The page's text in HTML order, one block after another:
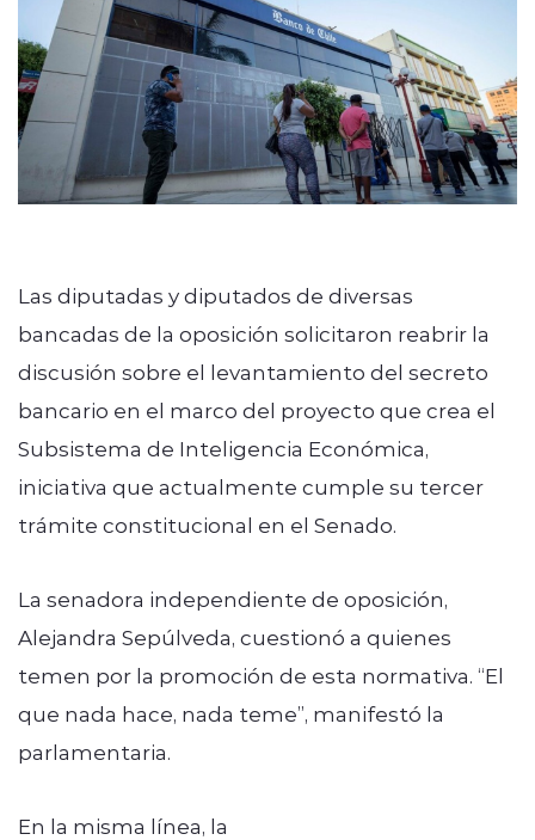
modo claro
Las diputadas y diputados de diversas
bancadas de la oposición solicitaron reabrir la
discusión sobre el levantamiento del secreto
bancario en el marco del proyecto que crea el
Subsistema de Inteligencia Económica,
iniciativa que actualmente cumple su tercer
trámite constitucional en el Senado.
La senadora independiente de oposición,
Alejandra Sepúlveda, cuestionó a quienes
temen por la promoción de esta normativa. “El
que nada hace, nada teme”, manifestó la
parlamentaria.
En la misma línea, la